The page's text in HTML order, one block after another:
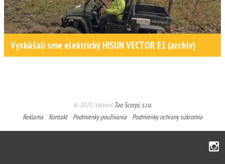
Vyskúšali sme elektrický HISUN VECTOR E1 (archív)
© 2020, Vytvoril Tao Scorpi, s.r.o.
Reklama
Kontakt Podmienky používania Podmienky ochrany súkromia
Instagram